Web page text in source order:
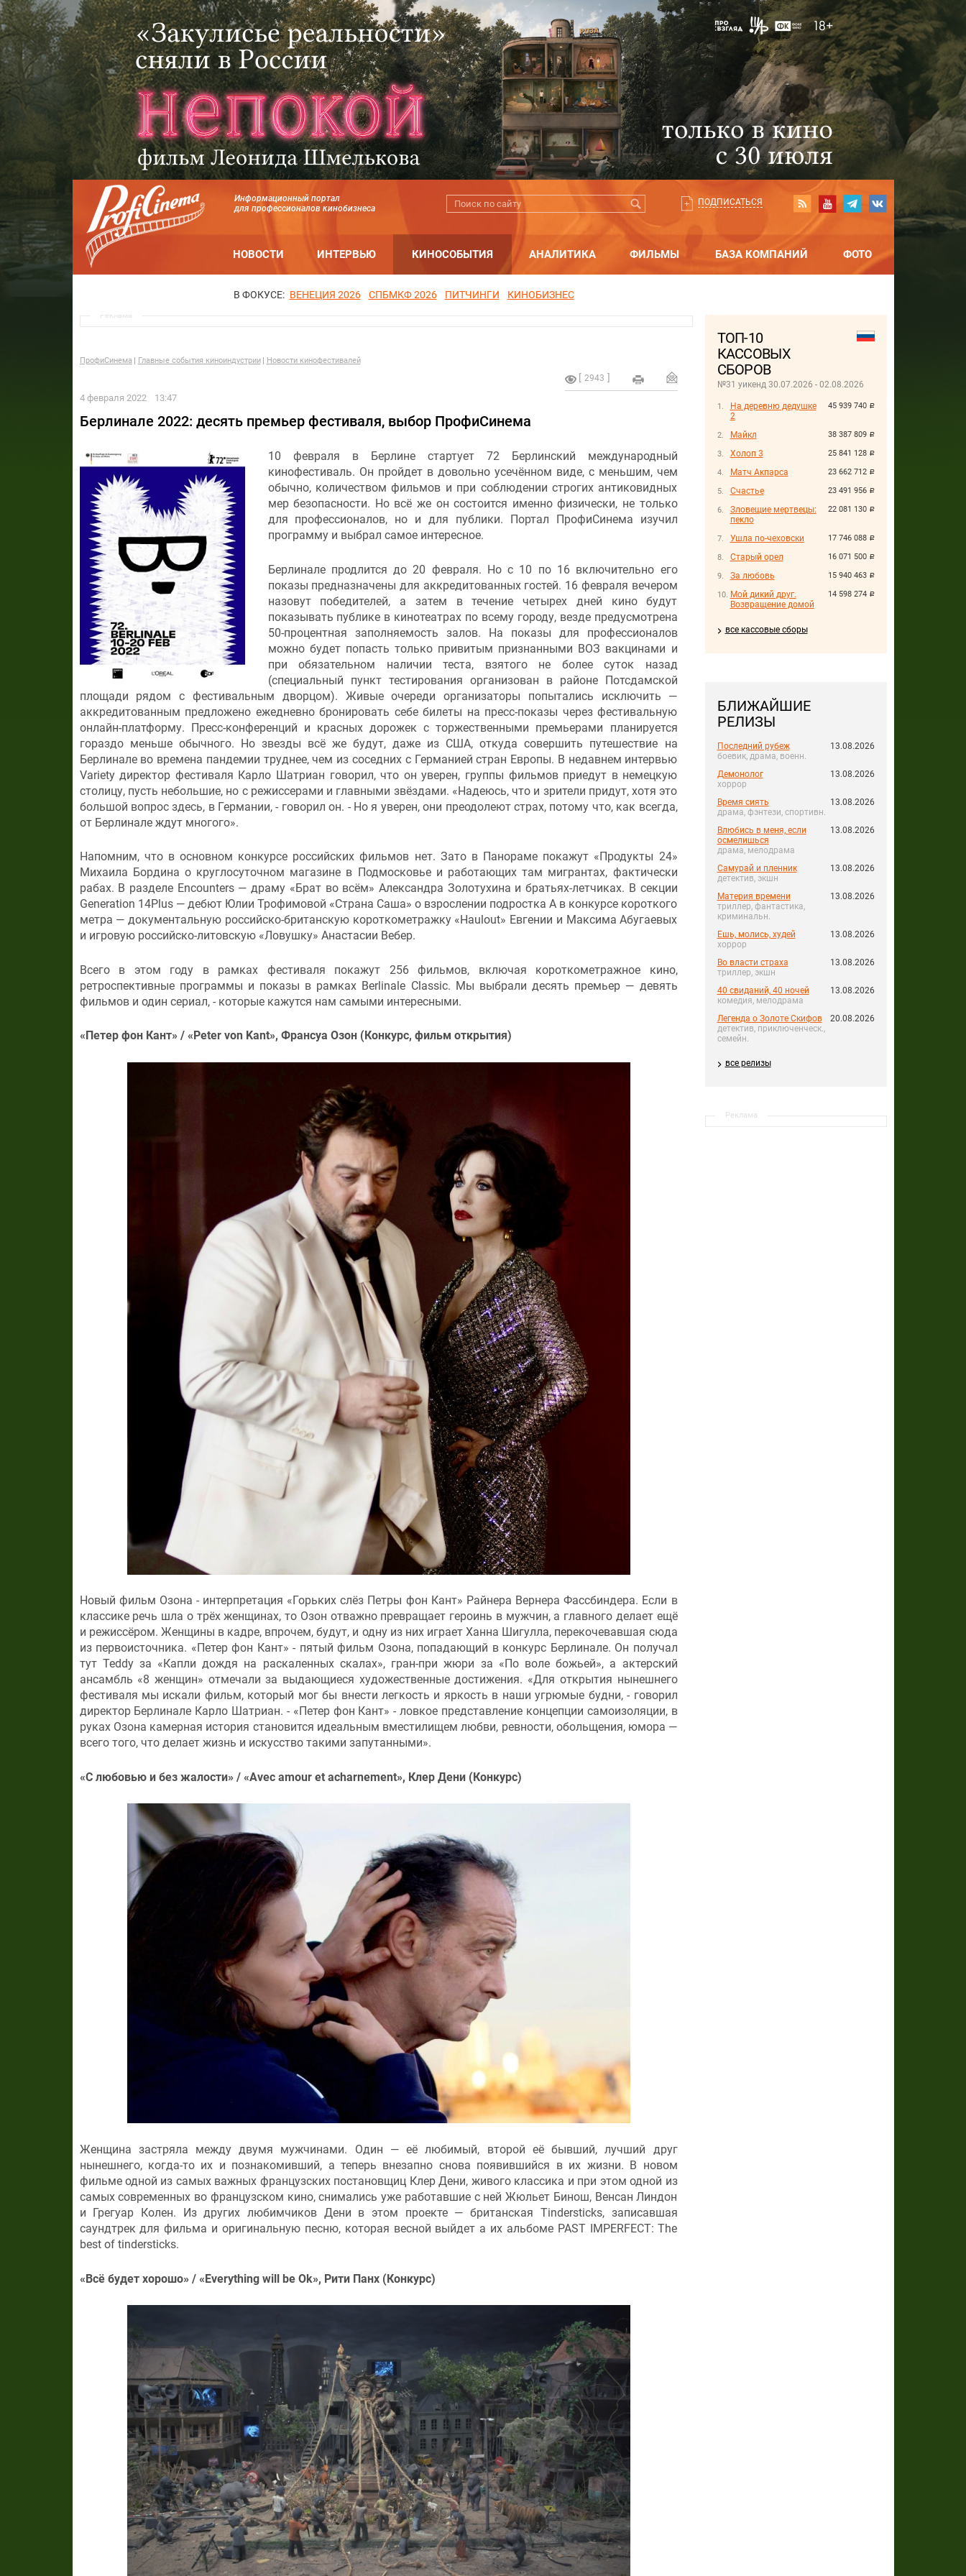
Информационный портал
для профессионалов кинобизнеса
ПОДПИСАТЬСЯ
НОВОСТИ ИНТЕРВЬЮ КИНОСОБЫТИЯ АНАЛИТИКА ФИЛЬМЫ БАЗА КОМПАНИЙ ФОТО
В ФОКУСЕ: ВЕНЕЦИЯ 2026 СПБМКФ 2026 ПИТЧИНГИ КИНОБИЗНЕС
ТОП-10
КАССОВЫХ
СБОРОВ
№31 уикенд 30.07.2026 - 02.08.2026
45 939 740 руб.
На деревню дедушке
2
38 387 809 руб.
Майкл
25 841 128 руб.
Холоп 3
23 662 712 руб.
Матч Акпарса
23 491 956 руб.
Счастье
22 081 130 руб.
Зловещие мертвецы:
пекло
17 746 088 руб.
Ушла по-чеховски
16 071 500 руб.
Старый орел
15 940 463 руб.
За любовь
14 598 274 руб.
Мой дикий друг.
Возвращение домой
все кассовые сборы
БЛИЖАЙШИЕ
РЕЛИЗЫ
Последний рубеж
боевик, драма, военн.
13.08.2026
Демонолог
хоррор
13.08.2026
Время сиять
драма, фэнтези, спортивн.
13.08.2026
Влюбись в меня, если
осмелишься
драма, мелодрама
13.08.2026
Самурай и пленник
детектив, экшн
13.08.2026
Материя времени
триллер, фантастика,
криминальн.
13.08.2026
Ешь, молись, худей
хоррор
13.08.2026
Во власти страха
триллер, экшн
13.08.2026
40 свиданий, 40 ночей
комедия, мелодрама
13.08.2026
Легенда о Золоте Скифов
детектив, приключенческ.,
семейн.
20.08.2026
все релизы
Реклама
Реклама
ПрофиСинема Главные события киноиндустрии Новости кинофестивалей
2943
4 февраля 2022 13:47
Берлинале 2022: десять премьер фестиваля, выбор ПрофиСинема
10 февраля в Берлине стартует 72 Берлинский международный
кинофестиваль. Он пройдет в довольно усечённом виде, с меньшим, чем
обычно, количеством фильмов и при соблюдении строгих антиковидных
мер безопасности. Но всё же он состоится именно физически, не только
для профессионалов, но и для публики. Портал ПрофиСинема изучил
программу и выбрал самое интересное.
Берлинале продлится до 20 февраля. Но с 10 по 16 включительно его
показы предназначены для аккредитованных гостей. 16 февраля вечером
назовут победителей, а затем в течение четырех дней кино будут
показывать публике в кинотеатрах по всему городу, везде предусмотрена
50-процентная заполняемость залов. На показы для профессионалов
можно будет попасть только привитым признанными ВОЗ вакцинами и
при обязательном наличии теста, взятого не более суток назад
(специальный пункт тестирования организован в районе Потсдамской
площади рядом с фестивальным дворцом). Живые очереди организаторы попытались исключить —
аккредитованным предложено ежедневно бронировать себе билеты на пресс-показы через фестивальную
онлайн-платформу. Пресс-конференций и красных дорожек с торжественными премьерами планируется
гораздо меньше обычного. Но звезды всё же будут, даже из США, откуда совершить путешествие на
Берлинале во времена пандемии труднее, чем из соседних с Германией стран Европы. В недавнем интервью
Variety директор фестиваля Карло Шатриан говорил, что он уверен, группы фильмов приедут в немецкую
столицу, пусть небольшие, но с режиссерами и главными звёздами. «Надеюсь, что и зрители придут, хотя это
большой вопрос здесь, в Германии, - говорил он. - Но я уверен, они преодолеют страх, потому что, как всегда,
от Берлинале ждут многого».
Напомним, что в основном конкурсе российских фильмов нет. Зато в Панораме покажут «Продукты 24»
Михаила Бордина о круглосуточном магазине в Подмосковье и работающих там мигрантах, фактически
рабах. В разделе Encounters — драму «Брат во всём» Александра Золотухина и братьях-летчиках. В секции
Generation 14Plus — дебют Юлии Трофимовой «Страна Саша» о взрослении подростка А в конкурсе короткого
метра — документальную российско-британскую короткометражку «Haulout» Евгении и Максима Абугаевых
и игровую российско-литовскую «Ловушку» Анастасии Вебер.
Всего в этом году в рамках фестиваля покажут 256 фильмов, включая короткометражное кино,
ретроспективные программы и показы в рамках Berlinale Classic. Мы выбрали десять премьер — девять
фильмов и один сериал, - которые кажутся нам самыми интересными.
«Петер фон Кант» / «Peter von Kant», Франсуа Озон (Конкурс, фильм открытия)
Новый фильм Озона - интерпретация «Горьких слёз Петры фон Кант» Райнера Вернера Фассбиндера. Если в
классике речь шла о трёх женщинах, то Озон отважно превращает героинь в мужчин, а главного делает ещё
и режиссёром. Женщины в кадре, впрочем, будут, и одну из них играет Ханна Шигулла, перекочевавшая сюда
из первоисточника. «Петер фон Кант» - пятый фильм Озона, попадающий в конкурс Берлинале. Он получал
тут Teddy за «Капли дождя на раскаленных скалах», гран-при жюри за «По воле божьей», а актерский
ансамбль «8 женщин» отмечали за выдающиеся художественные достижения. «Для открытия нынешнего
фестиваля мы искали фильм, который мог бы внести легкость и яркость в наши угрюмые будни, - говорил
директор Берлинале Карло Шатриан. - «Петер фон Кант» - ловкое представление концепции самоизоляции, в
руках Озона камерная история становится идеальным вместилищем любви, ревности, обольщения, юмора —
всего того, что делает жизнь и искусство такими запутанными».
«С любовью и без жалости» / «Avec amour et acharnement», Клер Дени (Конкурс)
Женщина застряла между двумя мужчинами. Один — её любимый, второй её бывший, лучший друг
нынешнего, когда-то их и познакомивший, а теперь внезапно снова появившийся в их жизни. В новом
фильме одной из самых важных французских постановщиц Клер Дени, живого классика и при этом одной из
самых современных во французском кино, снимались уже работавшие с ней Жюльет Бинош, Венсан Линдон
и Грегуар Колен. Из других любимчиков Дени в этом проекте — британская Tindersticks, записавшая
саундтрек для фильма и оригинальную песню, которая весной выйдет а их альбоме PAST IMPERFECT: The
best of tindersticks.
«Всё будет хорошо» / «Everything will be Ok», Рити Панх (Конкурс)